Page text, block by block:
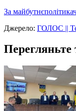
За майбутнєполітика
Джерело: ГОЛОС ||
Перегляньте